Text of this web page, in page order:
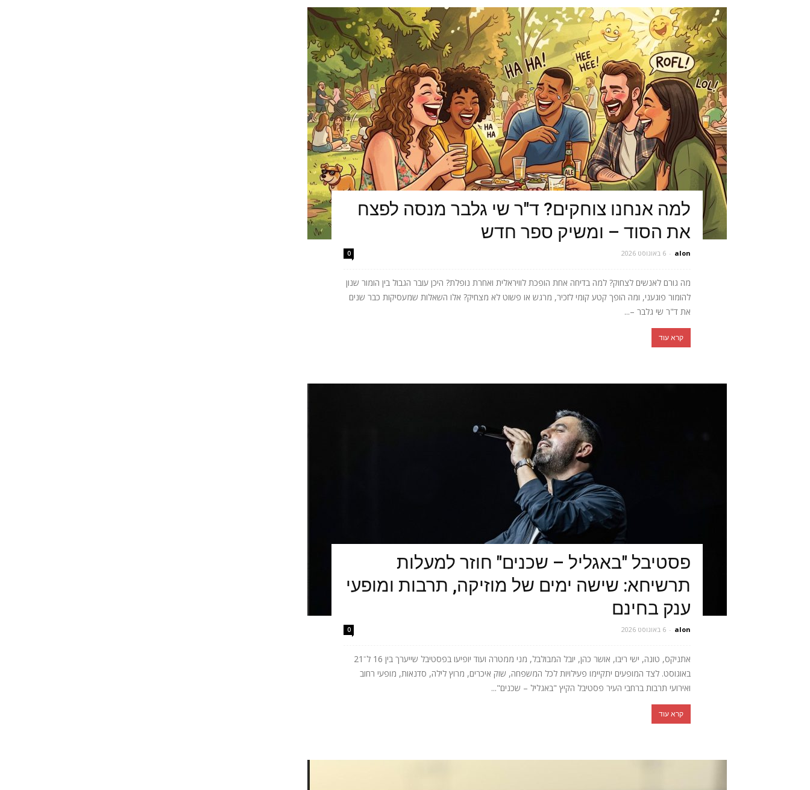
למה אנחנו צוחקים? ד"ר שי גלבר מנסה לפצח
את הסוד – ומשיק ספר חדש
alon
- 6 באוגוסט 2026 0
מה גורם לאנשים לצחוק? למה בדיחה אחת הופכת לוויראלית ואחרת נופלת? היכן עובר הגבול בין הומור שנון
להומור פוגעני, ומה הופך קטע קומי לזכיר, מרגש או פשוט לא מצחיק? אלו השאלות שמעסיקות כבר שנים
את ד"ר שי גלבר –...
קרא עוד
פסטיבל "באגליל – שכנים" חוזר למעלות
תרשיחא: שישה ימים של מוזיקה, תרבות ומופעי
ענק בחינם
alon
- 6 באוגוסט 2026 0
אתניקס, טונה, ישי ריבו, אושר כהן, יובל המבולבל, מני ממטרה ועוד יופיעו בפסטיבל שייערך בין 16 ל־21
באוגוסט. לצד המופעים יתקיימו פעילויות לכל המשפחה, שוק איכרים, מרוץ לילה, סדנאות, מופעי רחוב
ואירועי תרבות ברחבי העיר פסטיבל הקיץ "באגליל – שכנים"...
קרא עוד